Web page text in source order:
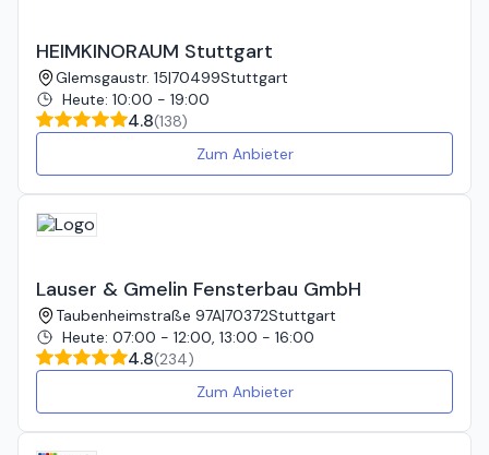
HEIMKINORAUM Stuttgart
Glemsgaustr. 15|70499Stuttgart
Heute: 10:00 - 19:00
4.8(138)
Zum Anbieter
Lauser & Gmelin Fensterbau GmbH
Taubenheimstraße 97A|70372Stuttgart
Heute: 07:00 - 12:00, 13:00 - 16:00
4.8(234)
Zum Anbieter